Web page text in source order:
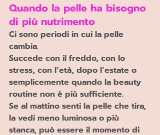
Quando la pelle ha bisogno
di più nutrimento
Ci sono periodi in cui la pelle
cambia.
Succede con il freddo, con lo
stress, con l’età, dopo l’estate o
semplicemente quando la beauty
routine non è più sufficiente.
Se al mattino senti la pelle che tira,
la vedi meno luminosa o più
stanca, può essere il momento di